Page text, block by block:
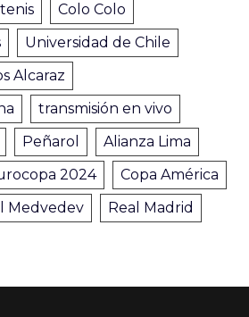
tenis
Colo Colo
Universidad de Chile
Alcaraz
transmisión en vivo
Peñarol
Alianza Lima
2024
Copa América
Medvedev
Real Madrid